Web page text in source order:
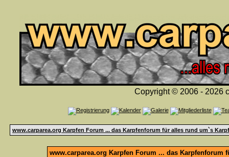
Copyright © 2006 - 2026
www.carparea.org Karpfen Forum ... das Karpfenforum für alles rund um`s
www.carparea.org Karpfen Forum ... das